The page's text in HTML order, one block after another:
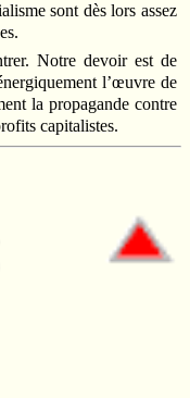
sont dès lors assez
Notre devoir est de
l’œuvre de
la propagande contre
capitalistes.